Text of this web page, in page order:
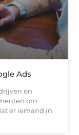
Ads
en
om
er iemand in